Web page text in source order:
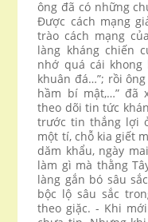
ông đã có những
Được cách mạng
trào cách mạng
làng kháng chiến
nhớ quá cái khong
khuân đá…”; rồi
hầm bí mật,…” đã
theo dõi tin tức
trước tin thắng lợi
một tí, chỗ kia giết
dăm khẩu, ngày
làm gì mà thằng
làng gắn bó sâu
bộc lộ sâu sắc
theo giặc. - Khi